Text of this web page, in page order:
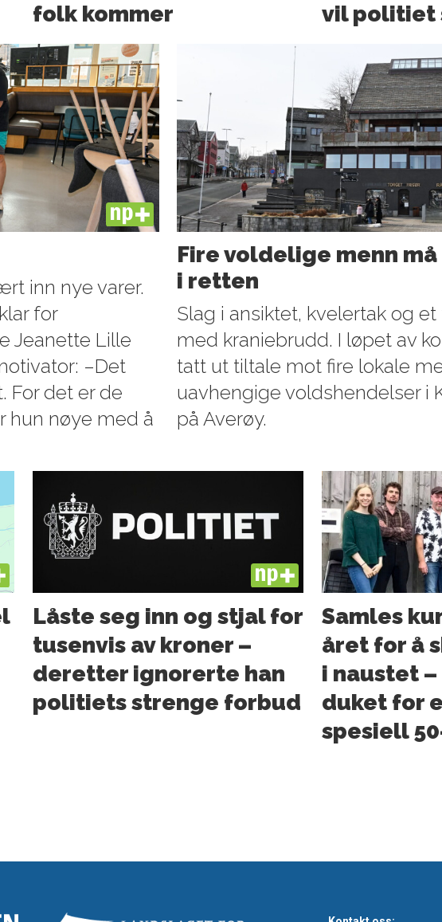
folk kommer
vil politiet
PLUS
inn nye varer.
for
Jeanette Lille
–Det
For det er de
hun nøye med å
Fire voldelige menn
i retten
Slag i ansiktet, kvelertak og
med kraniebrudd. I løpet av
tatt ut tiltale mot fire lokale
uavhengige voldshendelser i
på Averøy.
PLUS
Låste seg inn og stjal for
tusenvis av kroner –
deretter ignorerte han
politiets strenge forbud
Samles
året for å
i naustet
duket for
spesiell